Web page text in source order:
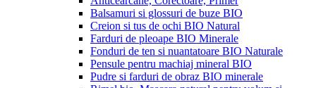
Balsamuri si glossuri de buze BIO
Creion si tus de ochi BIO Natural
Farduri de pleoape BIO Minerale
Fonduri de ten si nuantatoare BIO Naturale
Pensule pentru machiaj mineral BIO
Pudre si farduri de obraz BIO minerale